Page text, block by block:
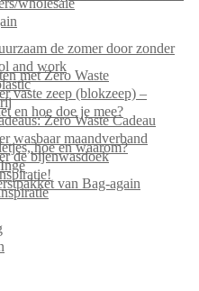
wholesale
de zomer door zonder
and work
met Zero Waste
vaste zeep (blokzeep) –
en hoe doe je mee?
Zero Waste Cadeau
wasbaar maandverband
hoe en waarom?
de bijenwasdoek
van Bag-again